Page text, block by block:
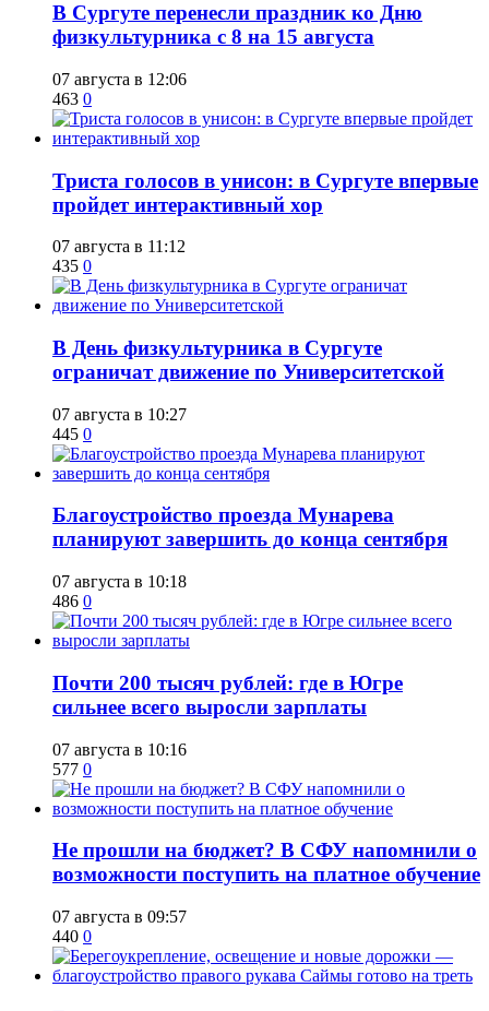
​В Сургуте перенесли праздник ко Дню
физкультурника с 8 на 15 августа
07 августа в 12:06
463 0
​Триста голосов в унисон: в Сургуте впервые
пройдет интерактивный хор
07 августа в 11:12
435 0
​В День физкультурника в Сургуте
ограничат движение по Университетской
07 августа в 10:27
445 0
Благоустройство проезда Мунарева
планируют завершить до конца сентября
07 августа в 10:18
486 0
​Почти 200 тысяч рублей: где в Югре
сильнее всего выросли зарплаты
07 августа в 10:16
577 0
Не прошли на бюджет? В СФУ напомнили о
возможности поступить на платное обучение
07 августа в 09:57
440 0